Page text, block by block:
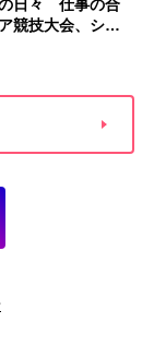
日々 仕事の合
競技大会、シン
ルはびっしり